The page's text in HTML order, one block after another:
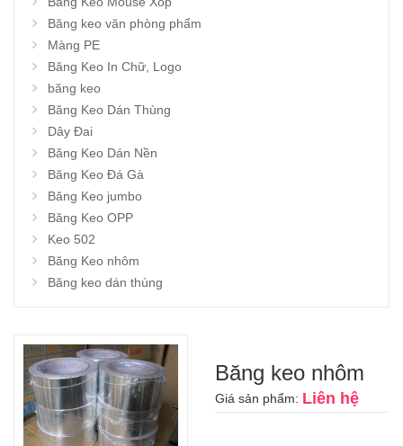
Băng keo văn phòng phẩm
Màng PE
Băng Keo In Chữ, Logo
băng keo
Băng Keo Dán Thùng
Dây Đai
Băng Keo Dán Nền
Băng Keo Đá Gà
Băng Keo jumbo
Băng Keo OPP
Keo 502
Băng Keo nhôm
Băng keo dán thùng
Băng keo nhôm
Giá sản phẩm: Liên hệ